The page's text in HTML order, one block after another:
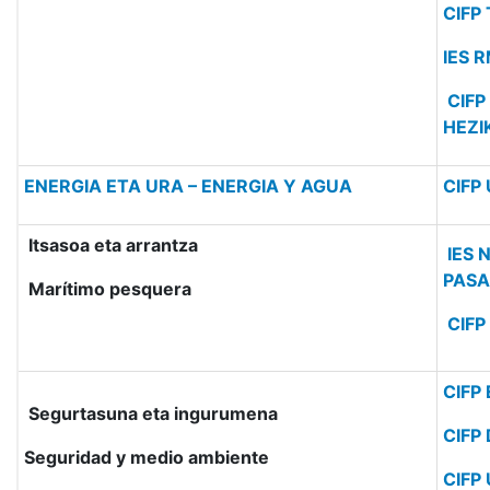
CIFP
IES
ENERGIA ETA URA – ENERGIA Y AGUA CIFP
Itsasoa eta arrantza
Marítimo pesquera
IES
Segurtasuna eta ingurumena
Seguridad y medio ambiente
CIFP
CIFP
CIFP